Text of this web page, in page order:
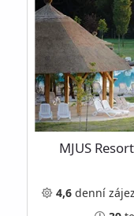
MJUS
4,6 denní